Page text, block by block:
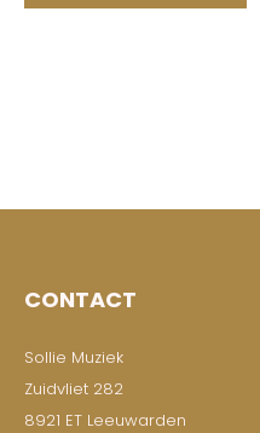
CONTACT
Sollie Muziek
Zuidvliet 282
8921 ET Leeuwarden